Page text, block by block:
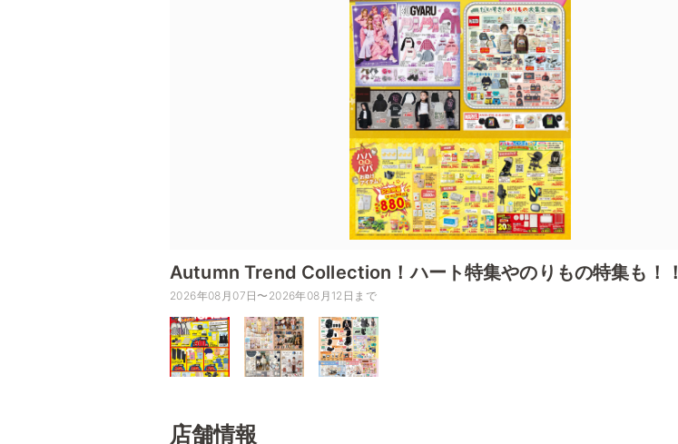
Autumn Trend Collection！ハート特集やのりもの特集も！！
2026年08月07日〜2026年08月12日まで
店舗情報